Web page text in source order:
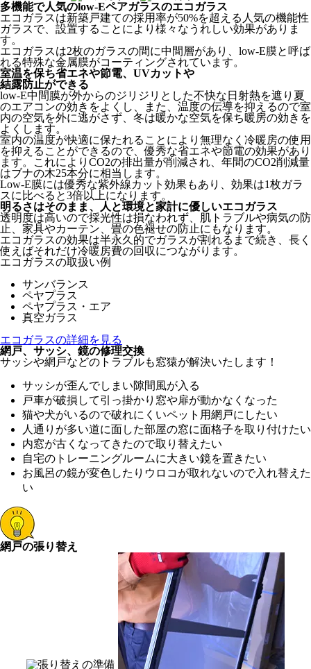
多機能で人気のlow-Eペアガラスのエコガラス
エコガラスは新築戸建ての採用率が50%を超える人気の機能性
ガラスで、設置することにより様々なうれしい効果がありま
す。
エコガラスは2枚のガラスの間に中間層があり、low-E膜と呼ば
れる特殊な金属膜がコーティングされています。
室温を保ち省エネや節電、UVカットや
結露防止ができる
low-E中間膜が外からのジリジリとした不快な日射熱を遮り夏
のエアコンの効きをよくし、また、温度の伝導を抑えるので室
内の空気を外に逃がさず、冬は暖かな空気を保ち暖房の効きを
よくします。
室内の温度が快適に保たれることにより無理なく冷暖房の使用
を抑えることができるので、優秀な省エネや節電の効果があり
ます。これによりCO2の排出量が削減され、年間のCO2削減量
はブナの木25本分に相当します。
Low-E膜には優秀な紫外線カット効果もあり、効果は1枚ガラ
スに比べると3倍以上になります。
明るさはそのまま、人と環境と家計に優しいエコガラス
透明度は高いので採光性は損なわれず、肌トラブルや病気の防
止、家具やカーテン、畳の色褪せの防止にもなります。
エコガラスの効果は半永久的でガラスが割れるまで続き、長く
使えばそれだけ冷暖房費の回収につながります。
エコガラスの取扱い例
サンバランス
ペヤプラス
ペヤプラス・エア
真空ガラス
エコガラスの詳細を見る
網戸、サッシ、鏡の修理交換
サッシや網戸などのトラブルも窓猿が解決いたします！
サッシが歪んでしまい隙間風が入る
戸車が破損して引っ掛かり窓や扉が動かなくなった
猫や犬がいるので破れにくいペット用網戸にしたい
人通りが多い道に面した部屋の窓に面格子を取り付けたい
内窓が古くなってきたので取り替えたい
自宅のトレーニングルームに大きい鏡を置きたい
お風呂の鏡が変色したりウロコが取れないので入れ替えた
い
網戸の張り替え